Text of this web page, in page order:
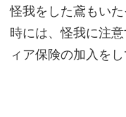
怪我をした鳶もい
時には、怪我に注
ィア保険の加入を